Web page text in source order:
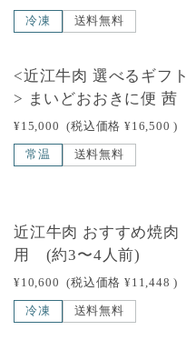
冷凍 送料無料
<近江牛肉 選べるギフト
> まいどおおきに便 茜
¥15,000 (税込価格 ¥16,500 )
常温 送料無料
近江牛肉 おすすめ焼肉
用 (約3〜4人前)
¥10,600 (税込価格 ¥11,448 )
冷凍 送料無料